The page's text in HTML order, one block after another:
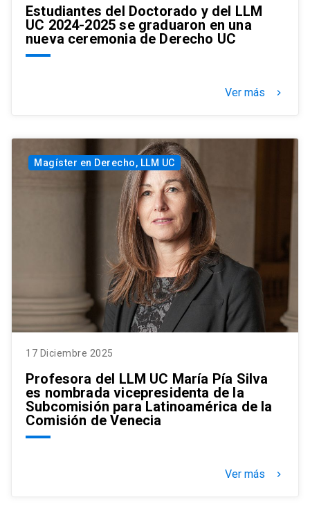
Estudiantes del Doctorado y del LLM
UC 2024-2025 se graduaron en una
nueva ceremonia de Derecho UC
Ver más keyboard_arrow_right
Magíster en Derecho, LLM UC
17 Diciembre 2025
Profesora del LLM UC María Pía Silva
es nombrada vicepresidenta de la
Subcomisión para Latinoamérica de la
Comisión de Venecia
Ver más keyboard_arrow_right